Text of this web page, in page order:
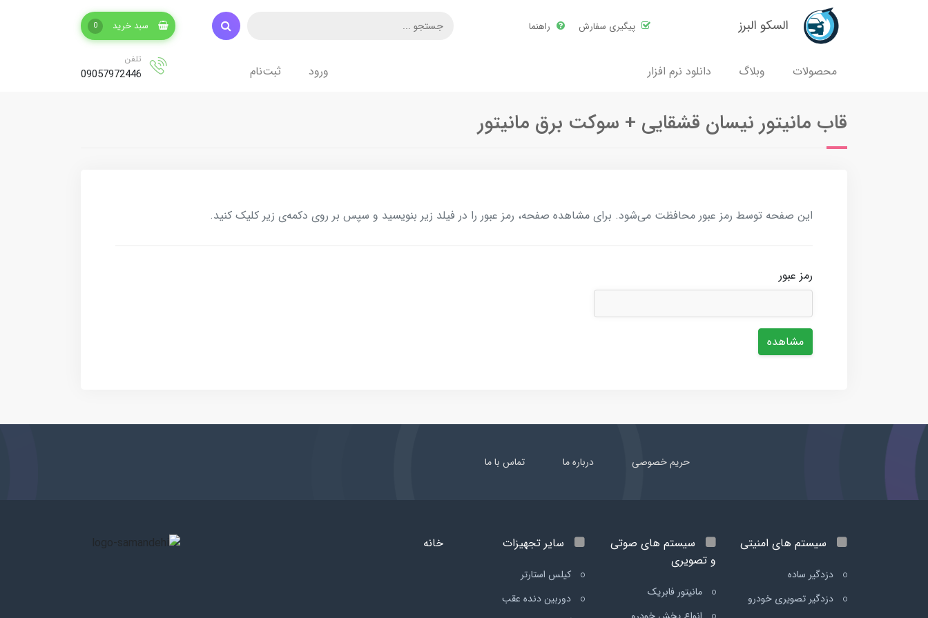
السکو البرز پیگیری سفارش راهنما سبد خرید 0
محصولات وبلاگ دانلود نرم افزار ورود ثبت‌نام
تلفن
09057972446
قاب مانیتور نیسان قشقایی + سوکت برق مانیتور
این صفحه توسط رمز عبور محافظت می‌شود. برای مشاهده صفحه، رمز عبور را در فیلد زیر بنویسید و سپس بر روی دکمه‌ی زیر کلیک کنید.
رمز عبور
مشاهده
حریم خصوصی درباره ما تماس با ما
سیستم های امنیتی
دزدگیر ساده
دزدگیر تصویری خودرو
سیستم های صوتی
و تصویری
مانیتور فابریک
سایر تجهیزات
کیلس استارتر
دوربین دنده عقب
خانه